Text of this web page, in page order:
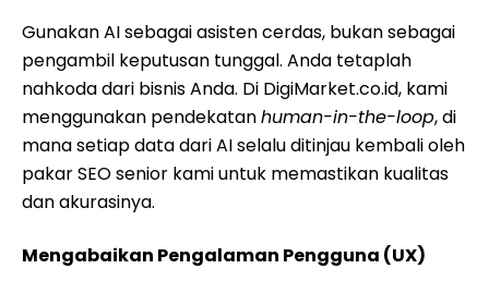
Gunakan AI sebagai asisten cerdas, bukan sebagai
pengambil keputusan tunggal. Anda tetaplah
nahkoda dari bisnis Anda. Di DigiMarket.co.id, kami
menggunakan pendekatanhuman-in-the-loop, di
mana setiap data dari AI selalu ditinjau kembali oleh
pakar SEO senior kami untuk memastikan kualitas
dan akurasinya.
Mengabaikan Pengalaman Pengguna (UX)